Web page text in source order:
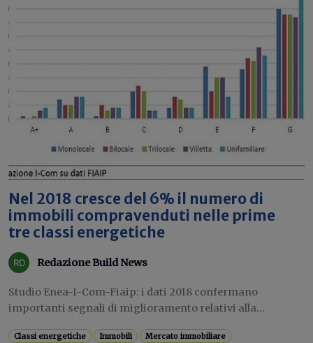
Nel 2018 cresce del 6% il numero di
immobili compravenduti nelle prime
tre classi energetiche
Redazione Build News
Studio Enea-I-Com-Fiaip: i dati 2018 confermano
importanti segnali di miglioramento relativi alla...
Classi energetiche Immobili
Mercato immobiliare